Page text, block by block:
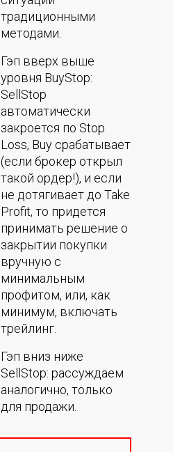
традиционными
методами.
Гэп вверх выше
уровня BuyStop:
SellStop
автоматически
закроется по Stop
Loss, Buy срабатывает
(если брокер открыл
такой ордер!), и если
не дотягивает до Take
Profit, то придется
принимать решение о
закрытии покупки
вручную с
минимальным
профитом, или, как
минимум, включать
трейлинг.
Гэп вниз ниже
SellStop: рассуждаем
аналогично, только
для продажи.